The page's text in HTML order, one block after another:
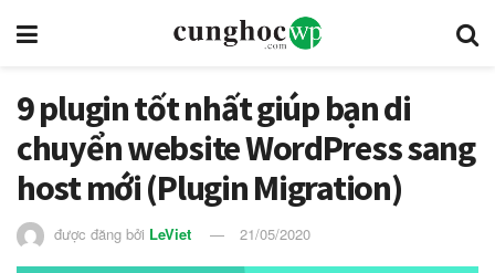
9 plugin tốt nhất giúp bạn di
chuyển website WordPress sang
host mới (Plugin Migration)
được đăng bởi LeViet 21/05/2020